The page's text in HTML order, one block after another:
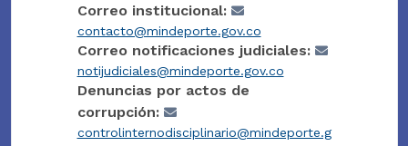
Correo institucional:
contacto@mindeporte.gov.co
Correo notificaciones judiciales:
notijudiciales@mindeporte.gov.co
Denuncias por actos de
corrupción:
controlinternodisciplinario@mindeporte.g